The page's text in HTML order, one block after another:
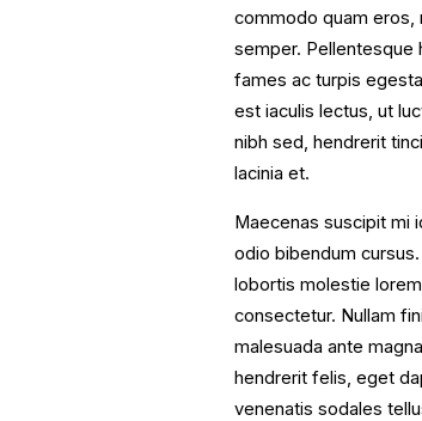
commodo quam eros,
semper. Pellentesque
fames ac turpis
est iaculis lectus, ut
nibh sed, hendrerit
lacinia et.
Maecenas suscipit mi
odio bibendum
lobortis molestie
consectetur. Nullam
malesuada ante
hendrerit felis, eget
venenatis sodales